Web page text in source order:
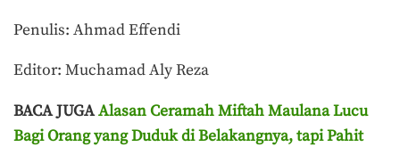
Penulis: Ahmad Effendi
Editor: Muchamad Aly Reza
BACA JUGAAlasan Ceramah Miftah Maulana Lucu
Bagi Orang yang Duduk di Belakangnya, tapi Pahit